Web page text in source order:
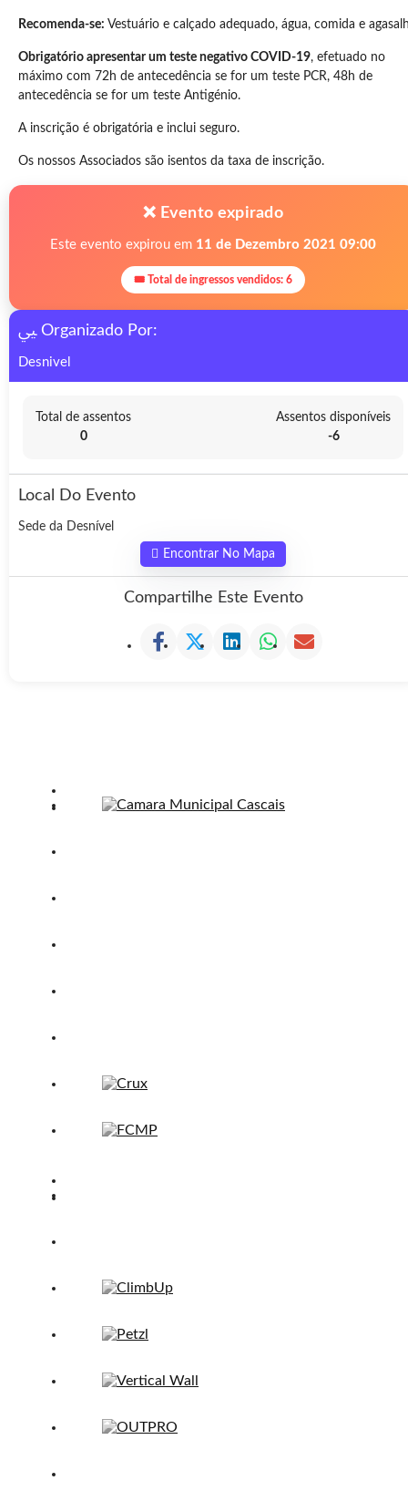
Recomenda-se: Vestuário e calçado adequado, água, comida e
Obrigatório apresentar um teste negativo COVID-19, efetuado no
máximo com 72h de antecedência se for um teste PCR, 48h de
antecedência se for um teste Antigénio.
A inscrição é obrigatória e inclui seguro.
Os nossos Associados são isentos da taxa de inscrição.
❌ Evento expirado
Este evento expirou em 11 de Dezembro 2021 09:00
🎟 Total de ingressos vendidos: 6
Organizado Por:
Desnivel
Total de assentos
0
Assentos disponíveis
-6
Local Do Evento
Sede da Desnível
Encontrar No Mapa
Compartilhe Este Evento